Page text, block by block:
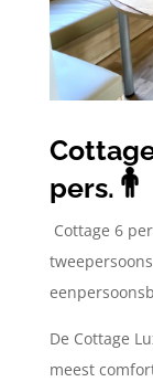
pers.
Cottage 6
De Cottage
meest